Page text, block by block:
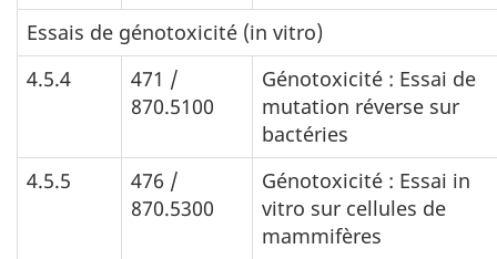
Essais de génotoxicité (in vitro)
4.5.4
471 /
870.5100
Génotoxicité : Essai de
mutation réverse sur
bactéries
4.5.5
476 /
870.5300
Génotoxicité : Essai in
vitro sur cellules de
mammifères